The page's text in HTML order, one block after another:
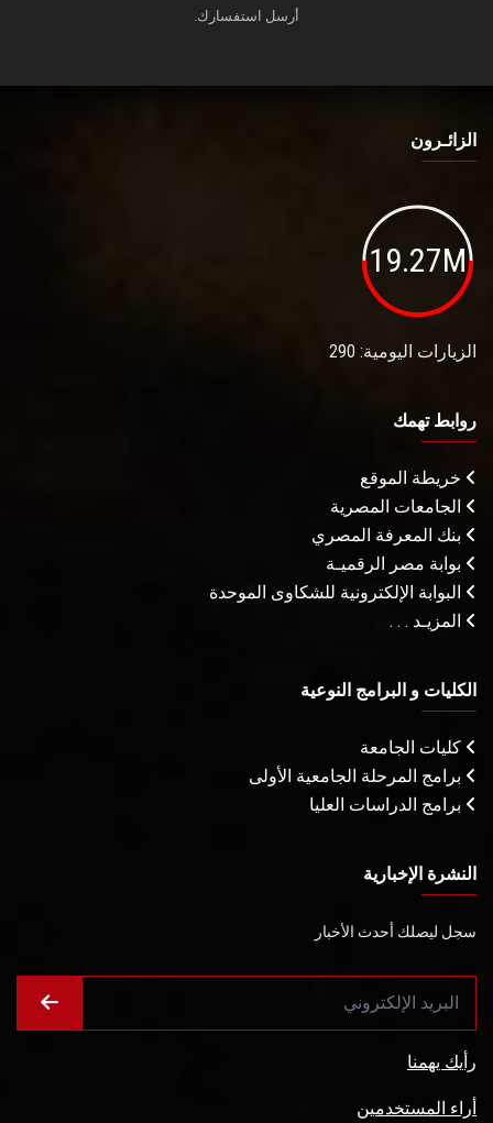
أرسل استفسارك.
الزائـرون
19.27M
الزيارات اليومية: 290
روابط تهمك
خريطة الموقع
الجامعات المصرية
بنك المعرفة المصري
بوابة مصر الرقميـة
البوابة الإلكترونية للشكاوى الموحدة
المزيـد . . .
الكليات و البرامج النوعية
كليات الجامعة
برامج المرحلة الجامعية الأولى
برامج الدراسات العليا
النشرة الإخبارية
سجل ليصلك أحدث الأخبار
رأيك يهمنا
أراء المستخدمين